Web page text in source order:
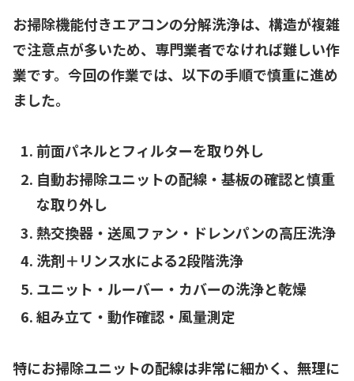
お掃除機能付きエアコンの分解洗浄は、構造が複雑
で注意点が多いため、専門業者でなければ難しい作
業です。今回の作業では、以下の手順で慎重に進め
ました。
前面パネルとフィルターを取り外し
自動お掃除ユニットの配線・基板の確認と慎重
な取り外し
熱交換器・送風ファン・ドレンパンの高圧洗浄
洗剤＋リンス水による2段階洗浄
ユニット・ルーバー・カバーの洗浄と乾燥
組み立て・動作確認・風量測定
特にお掃除ユニットの配線は非常に細かく、無理に